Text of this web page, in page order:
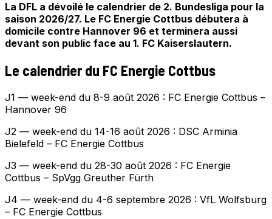
La DFL a dévoilé le calendrier de 2. Bundesliga pour la
saison 2026/27. Le FC Energie Cottbus débutera à
domicile contre Hannover 96 et terminera aussi
devant son public face au 1. FC Kaiserslautern.
Le calendrier du FC Energie Cottbus
J1 — week-end du 8-9 août 2026 : FC Energie Cottbus –
Hannover 96
J2 — week-end du 14-16 août 2026 : DSC Arminia
Bielefeld – FC Energie Cottbus
J3 — week-end du 28-30 août 2026 : FC Energie
Cottbus – SpVgg Greuther Fürth
J4 — week-end du 4-6 septembre 2026 : VfL Wolfsburg
– FC Energie Cottbus